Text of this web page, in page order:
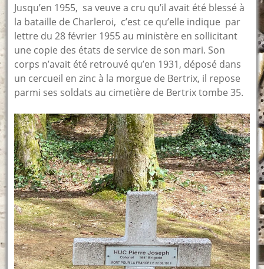
Jusqu’en 1955, sa veuve a cru qu’il avait été blessé à
la bataille de Charleroi, c’est ce qu’elle indique par
lettre du 28 février 1955 au ministère en sollicitant
une copie des états de service de son mari. Son
corps n’avait été retrouvé qu’en 1931, déposé dans
un cercueil en zinc à la morgue de Bertrix, il repose
parmi ses soldats au cimetière de Bertrix tombe 35.